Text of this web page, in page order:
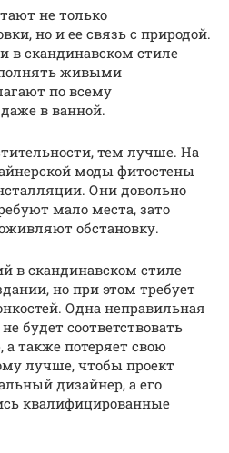
не только
но и ее связь с природой.
в скандинавском стиле
живыми
по всему
в ванной.
тем лучше. На
моды фитостены
Они довольно
мало места, зато
обстановку.
в скандинавском стиле
но при этом требует
Одна неправильная
будет соответствовать
также потеряет свою
лучше, чтобы проект
дизайнер, а его
квалифицированные